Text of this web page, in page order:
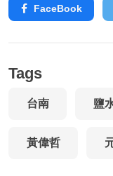
FaceBook
Tags
台南 鹽
黃偉哲